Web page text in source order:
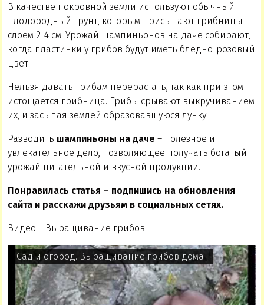
В качестве покровной земли используют обычный
плодородный грунт, которым присыпают грибницы
слоем 2-4 см. Урожай шампиньонов на даче собирают,
когда пластинки у грибов будут иметь бледно-розовый
цвет.
Нельзя давать грибам перерастать, так как при этом
истощается грибница. Грибы срывают выкручиванием
их, и засыпая землей образовавшуюся лунку.
Разводить шампиньоны на даче – полезное и
увлекательное дело, позволяющее получать богатый
урожай питательной и вкусной продукции.
Понравилась статья – подпишись на обновления
сайта и расскажи друзьям в социальных сетях.
Видео – Выращивание грибов.
Сад и огород. Выращивание грибов дома